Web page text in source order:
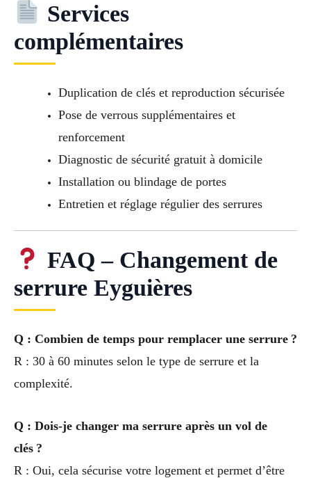
Services
complémentaires
Duplication de clés et reproduction sécurisée
Pose de verrous supplémentaires et
renforcement
Diagnostic de sécurité gratuit à domicile
Installation ou blindage de portes
Entretien et réglage régulier des serrures
FAQ – Changement de
serrure Eyguières
Q : Combien de temps pour remplacer une serrure ?
R : 30 à 60 minutes selon le type de serrure et la
complexité.
Q : Dois-je changer ma serrure après un vol de
clés ?
R : Oui, cela sécurise votre logement et permet d’être